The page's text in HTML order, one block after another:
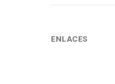
ENLACES